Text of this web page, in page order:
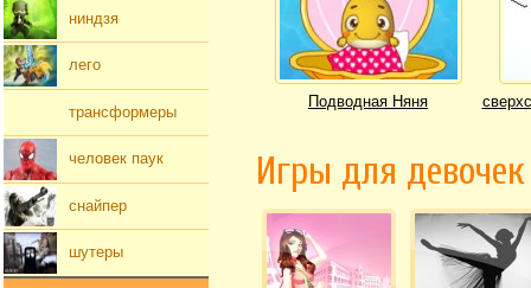
Подводная Няня
Игры для девочек
ниндзя
лего
трансформеры
человек паук
снайпер
шутеры